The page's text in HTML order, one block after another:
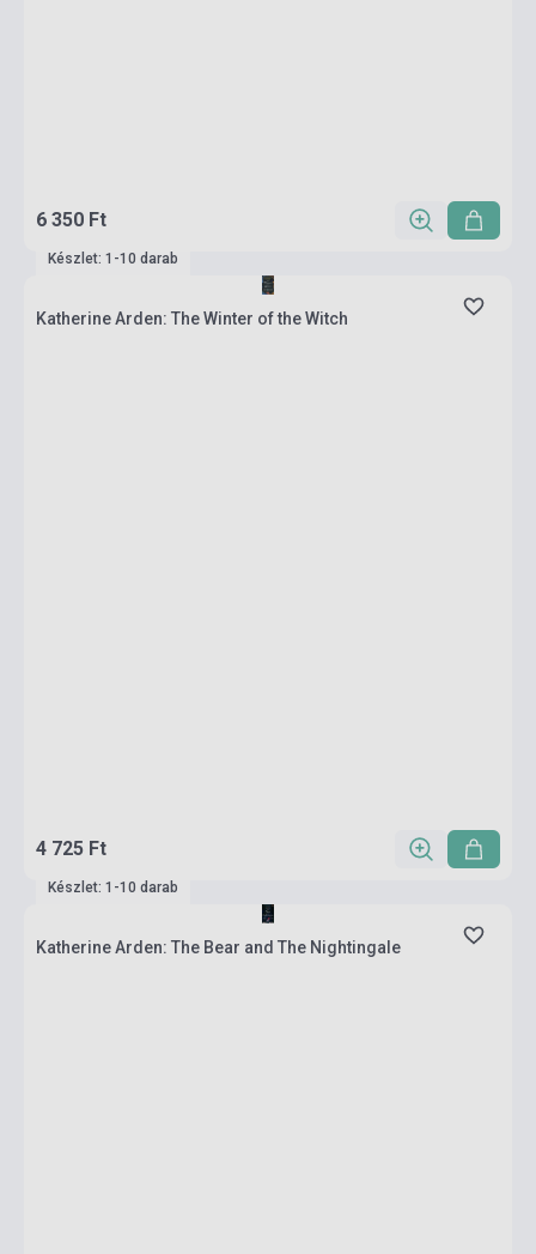
6 350 Ft
Készlet: 1-10 darab
Katherine Arden: The Winter of the Witch
4 725 Ft
Készlet: 1-10 darab
Katherine Arden: The Bear and The Nightingale